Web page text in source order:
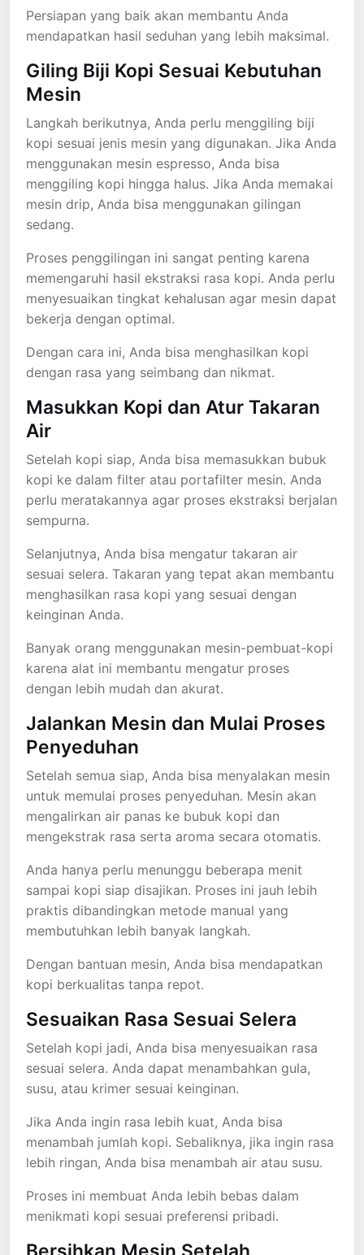
Persiapan yang baik akan membantu Anda
mendapatkan hasil seduhan yang lebih maksimal.
Giling Biji Kopi Sesuai Kebutuhan
Mesin
Langkah berikutnya, Anda perlu menggiling biji
kopi sesuai jenis mesin yang digunakan. Jika Anda
menggunakan mesin espresso, Anda bisa
menggiling kopi hingga halus. Jika Anda memakai
mesin drip, Anda bisa menggunakan gilingan
sedang.
Proses penggilingan ini sangat penting karena
memengaruhi hasil ekstraksi rasa kopi. Anda perlu
menyesuaikan tingkat kehalusan agar mesin dapat
bekerja dengan optimal.
Dengan cara ini, Anda bisa menghasilkan kopi
dengan rasa yang seimbang dan nikmat.
Masukkan Kopi dan Atur Takaran
Air
Setelah kopi siap, Anda bisa memasukkan bubuk
kopi ke dalam filter atau portafilter mesin. Anda
perlu meratakannya agar proses ekstraksi berjalan
sempurna.
Selanjutnya, Anda bisa mengatur takaran air
sesuai selera. Takaran yang tepat akan membantu
menghasilkan rasa kopi yang sesuai dengan
keinginan Anda.
Banyak orang menggunakan mesin-pembuat-kopi
karena alat ini membantu mengatur proses
dengan lebih mudah dan akurat.
Jalankan Mesin dan Mulai Proses
Penyeduhan
Setelah semua siap, Anda bisa menyalakan mesin
untuk memulai proses penyeduhan. Mesin akan
mengalirkan air panas ke bubuk kopi dan
mengekstrak rasa serta aroma secara otomatis.
Anda hanya perlu menunggu beberapa menit
sampai kopi siap disajikan. Proses ini jauh lebih
praktis dibandingkan metode manual yang
membutuhkan lebih banyak langkah.
Dengan bantuan mesin, Anda bisa mendapatkan
kopi berkualitas tanpa repot.
Sesuaikan Rasa Sesuai Selera
Setelah kopi jadi, Anda bisa menyesuaikan rasa
sesuai selera. Anda dapat menambahkan gula,
susu, atau krimer sesuai keinginan.
Jika Anda ingin rasa lebih kuat, Anda bisa
menambah jumlah kopi. Sebaliknya, jika ingin rasa
lebih ringan, Anda bisa menambah air atau susu.
Proses ini membuat Anda lebih bebas dalam
menikmati kopi sesuai preferensi pribadi.